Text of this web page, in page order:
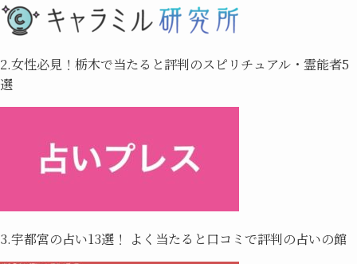
2.女性必見！栃木で当たると評判のスピリチュアル・霊能者5
選
3.宇都宮の占い13選！ よく当たると口コミで評判の占いの館